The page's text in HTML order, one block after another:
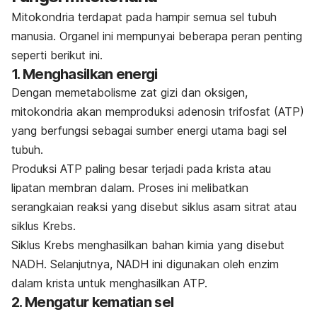
Mitokondria terdapat pada hampir semua sel tubuh
manusia. Organel ini mempunyai beberapa peran penting
seperti berikut ini.
1. Menghasilkan energi
Dengan memetabolisme zat gizi dan oksigen,
mitokondria akan memproduksi adenosin trifosfat (ATP)
yang berfungsi sebagai sumber energi utama bagi sel
tubuh.
Produksi ATP paling besar terjadi pada krista atau
lipatan membran dalam. Proses ini melibatkan
serangkaian reaksi yang disebut siklus asam sitrat atau
siklus Krebs.
Siklus Krebs menghasilkan bahan kimia yang disebut
NADH. Selanjutnya, NADH ini digunakan oleh enzim
dalam krista untuk menghasilkan ATP.
2. Mengatur kematian sel